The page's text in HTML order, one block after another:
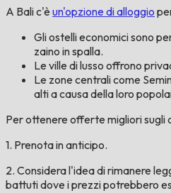
A Bali c'è un'opzione di alloggio
Gli ostelli economici sono
zaino in spalla.
Le ville di lusso offrono
Le zone centrali come
alti a causa della loro
Per ottenere offerte migliori sugli
1. Prenota in anticipo.
2. Considera l'idea di rimanere
battuti dove i prezzi potrebbero